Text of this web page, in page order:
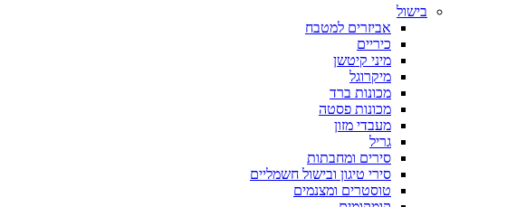
בישול
אביזרים למטבח
כיריים
מיני קיטשן
מיקרוגל
מכונות ברד
מכונות פסטה
מעבדי מזון
גריל
סירים ומחבתות
סירי טיגון ובישול חשמליים
טוסטרים ומצנמים